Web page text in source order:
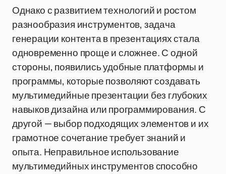
Однако с развитием технологий и ростом
разнообразия инструментов, задача
генерации контента в презентациях стала
одновременно проще и сложнее. С одной
стороны, появились удобные платформы и
программы, которые позволяют создавать
мультимедийные презентации без глубоких
навыков дизайна или программирования. С
другой — выбор подходящих элементов и их
грамотное сочетание требует знаний и
опыта. Неправильное использование
мультимедийных инструментов способно